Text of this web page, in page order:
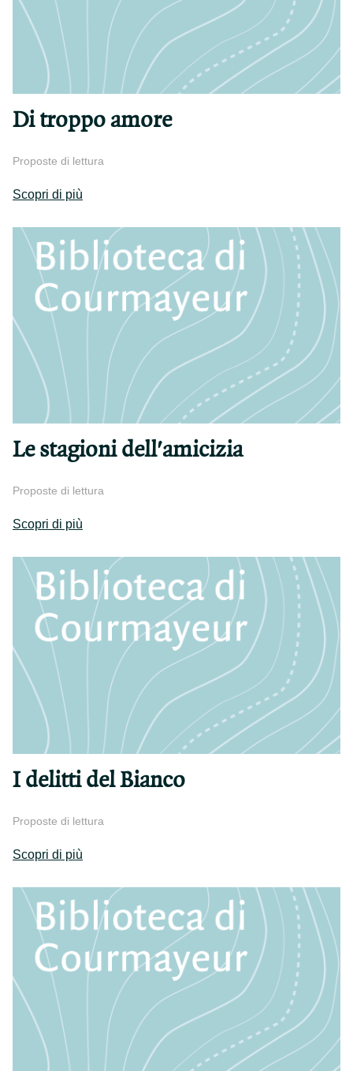
Di troppo amore
Proposte di lettura
Scopri di più
Le stagioni dell'amicizia
Proposte di lettura
Scopri di più
I delitti del Bianco
Proposte di lettura
Scopri di più